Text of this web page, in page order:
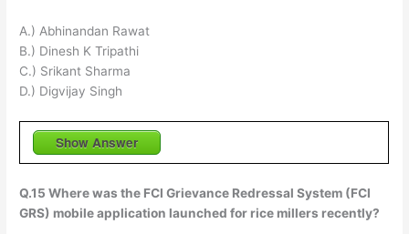
A.) Abhinandan Rawat
B.) Dinesh K Tripathi
C.) Srikant Sharma
D.) Digvijay Singh
Show Answer
Q.15 Where was the FCI Grievance Redressal System (FCI
GRS) mobile application launched for rice millers recently?